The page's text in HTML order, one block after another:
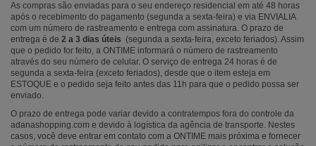
As compras são enviadas para o seu endereço residencial em até 48 horas
após o recebimento do pagamento (segunda a sexta-feira) e via ENVIALIA
com um número de rastreamento e entrega com assinatura. O prazo de
entrega é de 2 a 3 dias úteis (segunda a sexta-feira, exceto feriados). Assim
que o pedido for feito, a ONTIME informará o número de rastreamento
através do seu número de celular. O serviço de entrega 24 horas é de
segunda a sexta-feira (exceto feriados), desde que o item esteja em
ESTOQUE e o pedido seja feito antes das 11h para que o pedido possa ser
enviado.
O prazo de entrega pode variar devido a contratempos fora do controle da
adanashopping.com e devido à logística da agência de transporte. Nestes
casos, você deve entrar em contato com a ONTIME mais próxima e fornecer